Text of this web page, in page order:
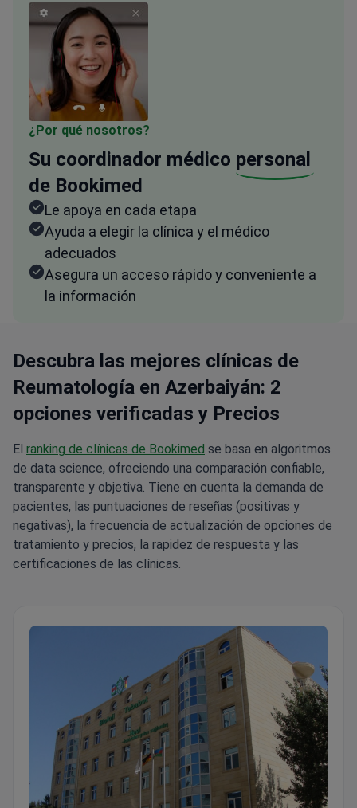
¿Por qué nosotros?
Su coordinador médico personal
de Bookimed
Le apoya en cada etapa
Ayuda a elegir la clínica y el médico
adecuados
Asegura un acceso rápido y conveniente a
la información
Descubra las mejores clínicas de
Reumatología en Azerbaiyán: 2
opciones verificadas y Precios
El ranking de clínicas de Bookimed se basa en algoritmos
de data science, ofreciendo una comparación confiable,
transparente y objetiva. Tiene en cuenta la demanda de
pacientes, las puntuaciones de reseñas (positivas y
negativas), la frecuencia de actualización de opciones de
tratamiento y precios, la rapidez de respuesta y las
certificaciones de las clínicas.